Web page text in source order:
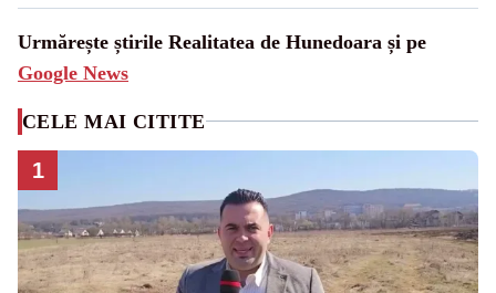
Urmărește știrile Realitatea de Hunedoara și pe
Google News
CELE MAI CITITE
1